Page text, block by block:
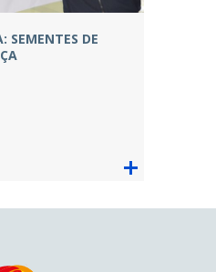
SEMENTES DE